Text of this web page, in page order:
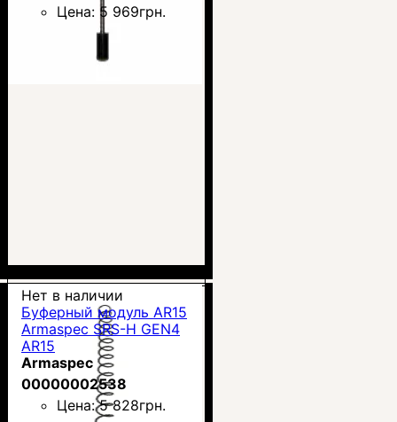
Цена: 5 969грн.
Нет в наличии
Буферный модуль AR15
Armaspec SRS-H GEN4
AR15
Armaspec
00000002538
Цена:5 828грн.